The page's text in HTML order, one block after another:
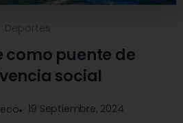
Deportes
como puente de
social
19 Septiembre, 2024